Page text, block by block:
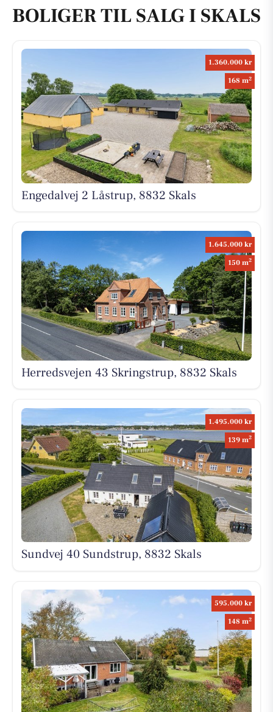
BOLIGER TIL SALG I SKALS
1.360.000 kr
168 m2
Engedalvej 2 Låstrup, 8832 Skals
1.645.000 kr
150 m2
Herredsvejen 43 Skringstrup, 8832 Skals
1.495.000 kr
139 m2
Sundvej 40 Sundstrup, 8832 Skals
595.000 kr
148 m2